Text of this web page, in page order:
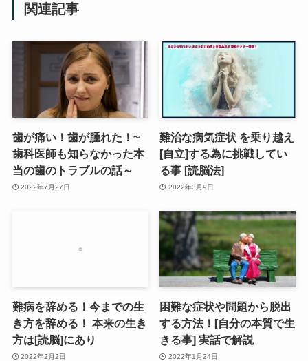
関連記事
歯が痛い！歯が腫れた！~
歯科医師も知らなかった本
当の歯のトラブルの話～
2022年7月27日
難治な病気症状 を乗り越え
[自立]する為に挑戦してい
る事 [読脳法]
2022年3月9日
難病を辞める！今までの生
き方を辞める！ 本来の生き
方は[読脳]にあり
2022年2月2日
困難な症状や問題から脱出
する方法！[自分の本質で生
きる事] 実話で解説
2022年1月24日